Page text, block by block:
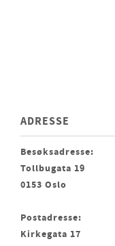
ADRESSE
Besøksadresse:
Tollbugata 19
0153 Oslo
Postadresse:
Kirkegata 17